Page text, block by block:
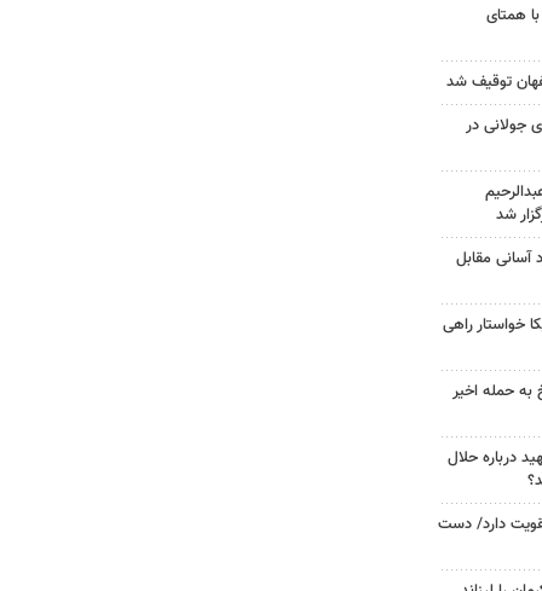
همتای
جولانی در
شد
آسانی مقابل
خواستار راهی
به حمله اخیر
درباره حلال
دارد/ دست